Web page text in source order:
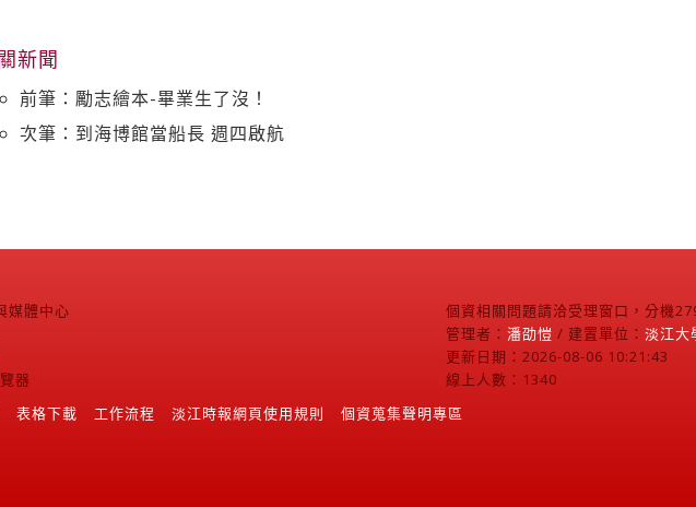
新聞
前筆：勵志繪本-畢業生了沒！
次筆：到海博館當船長 週四啟航
媒體中心
器
個資相關問題請洽受理窗口，分機
管理者： 潘劭愷 / 建置單位： 淡江大
更新日期：2026-08-06 10:21:43
線上人數：1340
表格下載 工作流程 淡江時報網頁使用規則 個資蒐集聲明專區